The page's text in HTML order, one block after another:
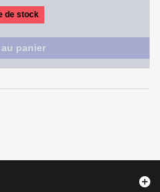
de stock
panier